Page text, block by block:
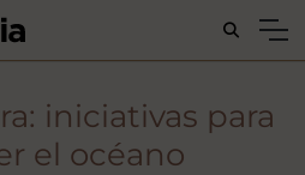
Buscar...
iniciativas para
el océano